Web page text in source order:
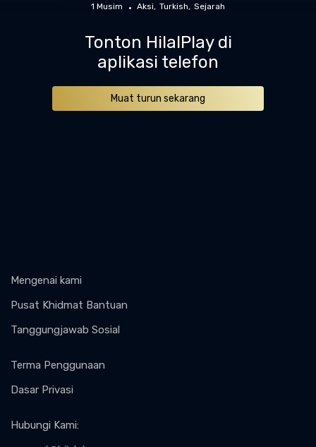
1 Musim Aksi Turkish Sejarah
Tonton HilalPlay di
aplikasi telefon
Muat turun sekarang
Mengenai kami
Pusat Khidmat Bantuan
Tanggungjawab Sosial
Terma Penggunaan
Dasar Privasi
Hubungi Kami: